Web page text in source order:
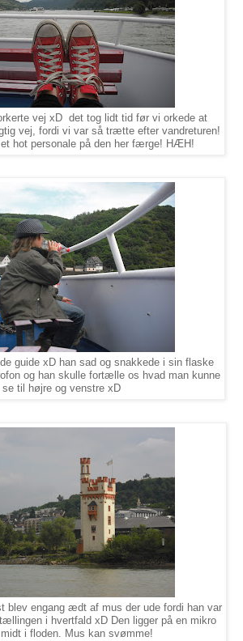
vej xD det tog lidt tid før vi orkede at
vej, fordi vi var så trætte efter vandreturen!
hot personale på den her færge! HÆH!
guide xD han sad og snakkede i sin flaske
og han skulle fortælle os hvad man kunne
se til højre og venstre xD
blev engang ædt af mus der ude fordi han var
i hvertfald xD Den ligger på en mikro
i floden. Mus kan svømme!